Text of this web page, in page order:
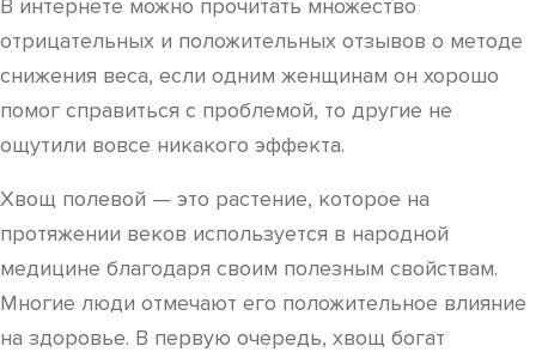
В интернете можно прочитать множество
отрицательных и положительных отзывов о методе
снижения веса, если одним женщинам он хорошо
помог справиться с проблемой, то другие не
ощутили вовсе никакого эффекта.
Хвощ полевой — это растение, которое на
протяжении веков используется в народной
медицине благодаря своим полезным свойствам.
Многие люди отмечают его положительное влияние
на здоровье. В первую очередь, хвощ богат